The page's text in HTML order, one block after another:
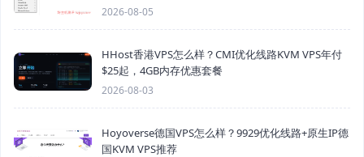
2026-08-05
HHost香港VPS怎么样？CMI优化线路KVM VPS年付
$25起，4GB内存优惠套餐
2026-08-03
Hoyoverse德国VPS怎么样？9929优化线路+原生IP德
国KVM VPS推荐